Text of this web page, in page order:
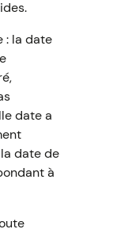
: la date
date a
date de
à